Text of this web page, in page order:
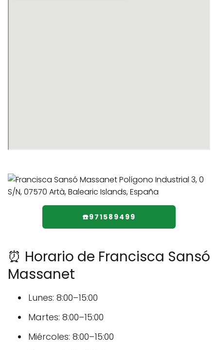
☎️971589499
⏰ Horario de Francisca Sansó
Massanet
Lunes: 8:00–15:00
Martes: 8:00–15:00
Miércoles: 8:00–15:00